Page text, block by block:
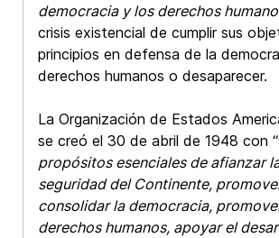
democracia y los derechos
crisis existencial de cumplir sus
principios en defensa de la
derechos humanos o desaparecer.
La Organización de Estados
se creó el 30 de abril de 1948 con “
propósitos esenciales de afianzar
seguridad del Continente,
consolidar la democracia,
derechos humanos, apoyar el